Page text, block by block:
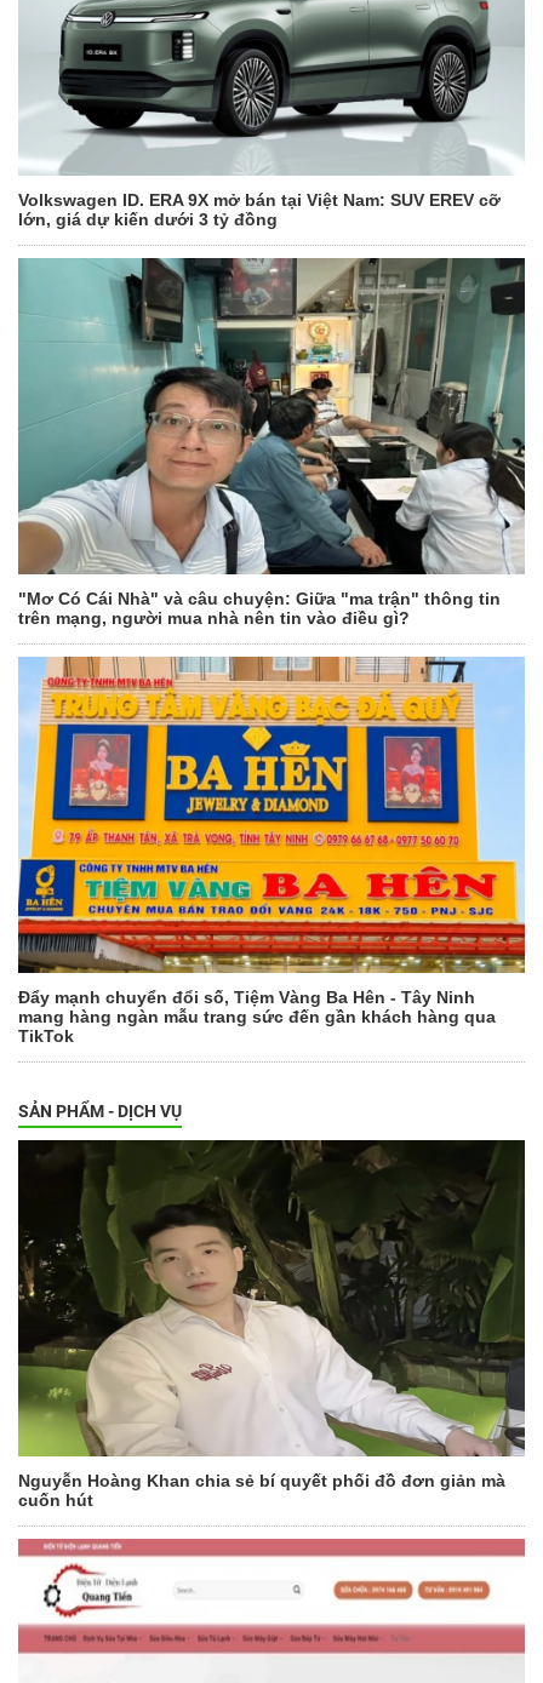
Volkswagen ID. ERA 9X mở bán tại Việt Nam: SUV EREV cỡ
lớn, giá dự kiến dưới 3 tỷ đồng
"Mơ Có Cái Nhà" và câu chuyện: Giữa "ma trận" thông tin
trên mạng, người mua nhà nên tin vào điều gì?
Đẩy mạnh chuyển đổi số, Tiệm Vàng Ba Hên - Tây Ninh
mang hàng ngàn mẫu trang sức đến gần khách hàng qua
TikTok
SẢN PHẨM - DỊCH VỤ
Nguyễn Hoàng Khan chia sẻ bí quyết phối đồ đơn giản mà
cuốn hút